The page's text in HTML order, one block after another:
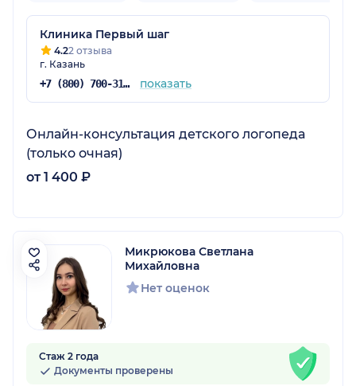
Клиника Первый шаг
4.22 отзыва
г. Казань
+7 (800) 700-31-48 показать
Онлайн-консультация детского логопеда
(только очная)
от 1 400 ₽
Микрюкова Светлана
Михайловна
Нет оценок
Стаж 2 года
Документы проверены